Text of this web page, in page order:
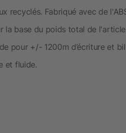
recyclés. Fabriqué avec de
la base du poids total de
pour +/- 1200m d’écriture et
et fluide.